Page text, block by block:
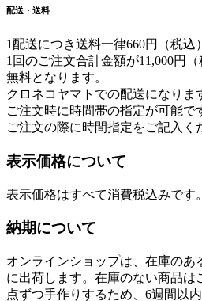
配送・送料
1配送につき送料一律660円（税込
1回のご注文合計金額が11,000円
無料となります。
クロネコヤマトでの配送になりま
ご注文時に時間帯の指定が可能で
ご注文の際に時間指定をご記入く
表示価格について
表示価格はすべて消費税込みです。
納期について
オンラインショップは、在庫のあ
に出荷します。在庫のない商品は
点ずつ手作りするため、6週間以